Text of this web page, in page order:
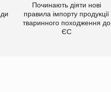
Починають діяти нові
правила імпорту продукції
тваринного походження до
ЄС